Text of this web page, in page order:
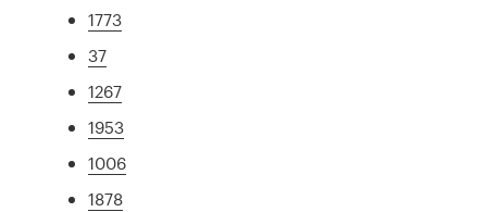
1773
37
1267
1953
1006
1878